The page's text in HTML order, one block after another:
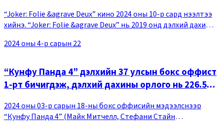
“Joker: Folie &agrave Deux” кино 2024 оны 10-р сард нээлтээ
хийнэ. “Joker: Folie &agrave Deux” нь 2019 онд дэлхий дахины
долларын орлого олж, урьд
2024 оны 4-р сарын 22
“Кунфу Панда 4” дэлхийн 37 улсын бокс оффист
1-рт бичигдэж, дэлхий дахины орлого нь 226.5
2024 оны 03-р сарын 18-ны бокс оффисийн мэдээлснээр
“Кунфу Панда 4” (Майк Митчелл, Стефани Стайн